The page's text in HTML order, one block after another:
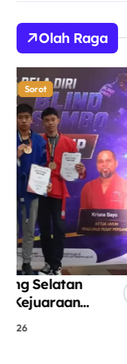
Olah Raga
Berita Olah Raga
Tumbangkan
Sabet Gelar
Redaksi Bekasi Today